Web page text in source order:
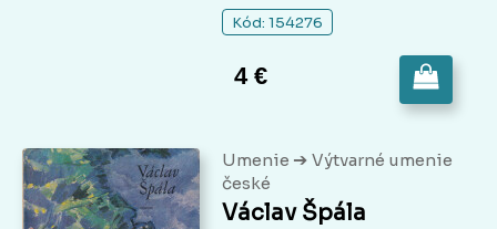
Kód: 154276
4 €
Umenie ➔ Výtvarné umenie
české
Václav Špála